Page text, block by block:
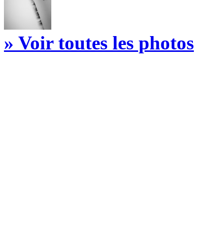
» Voir toutes les photos